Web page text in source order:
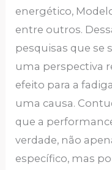
energético,
entre outros.
pesquisas que se
uma perspectiva
efeito para a
uma causa.
que a
verdade, não
específico, mas